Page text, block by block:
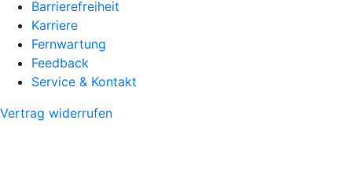
Barrierefreiheit
Karriere
Fernwartung
Feedback
Service & Kontakt
Vertrag widerrufen